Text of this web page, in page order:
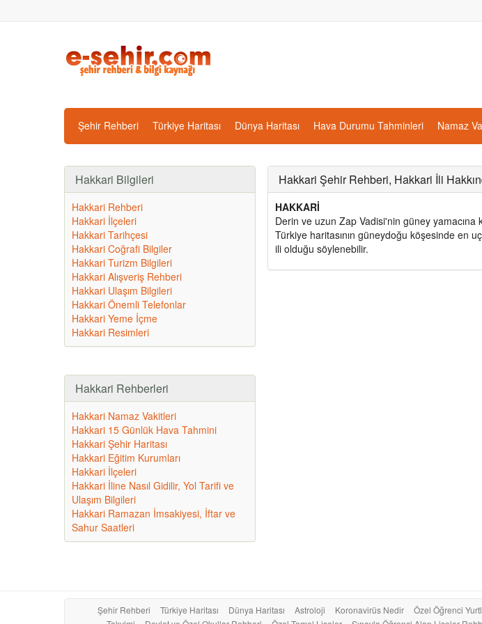
Şehir Rehberi Türkiye Haritası Dünya Haritası Hava Durumu Tahminleri Namaz
Hakkari Bilgileri
Hakkari Rehberi
Hakkari İlçeleri
Hakkari Tarihçesi
Hakkari Coğrafi Bilgiler
Hakkari Turizm Bilgileri
Hakkari Alışveriş Rehberi
Hakkari Ulaşım Bilgileri
Hakkari Önemli Telefonlar
Hakkari Yeme İçme
Hakkari Resimleri
Hakkari Rehberleri
Hakkari Namaz Vakitleri
Hakkari 15 Günlük Hava Tahmini
Hakkari Şehir Haritası
Hakkari Eğitim Kurumları
Hakkari İlçeleri
Hakkari İline Nasıl Gidilir, Yol Tarifi ve
Ulaşım Bilgileri
Hakkari Ramazan İmsakiyesi, İftar ve
Sahur Saatleri
Hakkari Şehir Rehberi, Hakkari İli
HAKKARİ
Derin ve uzun Zap Vadisi'nin güney
Türkiye haritasının güneydoğu köşesinde en
ili olduğu söylenebilir.
Şehir Rehberi Türkiye Haritası Dünya Haritası Astroloji Koronavirüs Nedir Özel Öğrenci